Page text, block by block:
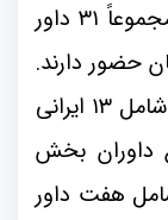
۳۱داور
حضور دارند.
۱۳ ایرانی
بخش
هفت داور